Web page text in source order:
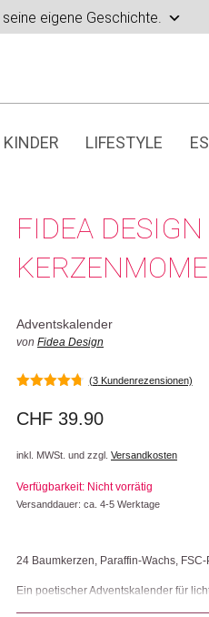
eigene Geschichte.
KINDER LIFESTYLE
FIDEA
Adventskalender
von Fidea Design
(3Kundenrezensionen)
CHF 39.90
inkl. MWSt. und zzgl. Versandkosten
Verfügbarkeit: Nicht vorrätig
Versanddauer: ca. 4-5 Werktage
24 Baumkerzen, Paraffin-Wachs,
Ein poetischer Adventskalender für
Botschaft und schenkt täglich eine